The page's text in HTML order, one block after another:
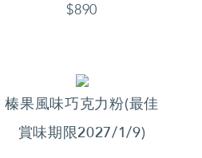
$890
榛果風味巧克力粉(最佳
賞味期限2027/1/9)